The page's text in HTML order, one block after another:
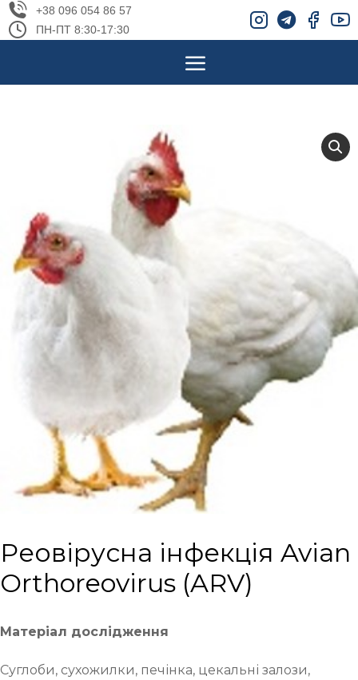
+38 096 054 86 57
ПН-ПТ 8:30-17:30
Реовірусна інфекція Avian
Orthoreovirus (ARV)
Матеріал дослідження
Суглоби, сухожилки, печінка, цекальні залози,